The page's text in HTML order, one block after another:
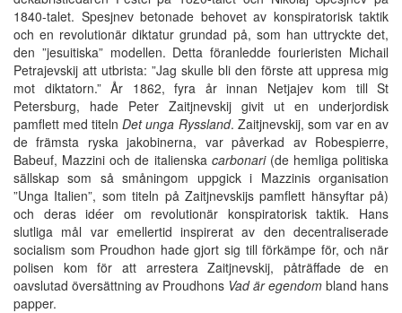
1840-talet. Spesjnev betonade behovet av konspiratorisk taktik
och en revolutionär diktatur grundad på, som han uttryckte det,
den ”jesuitiska” modellen. Detta föranledde fourieristen Michail
Petrajevskij att utbrista: ”Jag skulle bli den förste att uppresa mig
mot diktatorn.” År 1862, fyra år innan Netjajev kom till St
Petersburg, hade Peter Zaitjnevskij givit ut en underjordisk
pamflett med titelnDet unga Ryssland. Zaitjnevskij, som var en av
de främsta ryska jakobinerna, var påverkad av Robespierre,
Babeuf, Mazzini och de italienska carbonari(de hemliga politiska
sällskap som så småningom uppgick i Mazzinis organisation
”Unga Italien”, som titeln på Zaitjnevskijs pamflett hänsyftar på)
och deras idéer om revolutionär konspiratorisk taktik. Hans
slutliga mål var emellertid inspirerat av den decentraliserade
socialism som Proudhon hade gjort sig till förkämpe för, och när
polisen kom för att arrestera Zaitjnevskij, påträffade de en
oavslutad översättning av Proudhons Vad är egendom bland hans
papper.